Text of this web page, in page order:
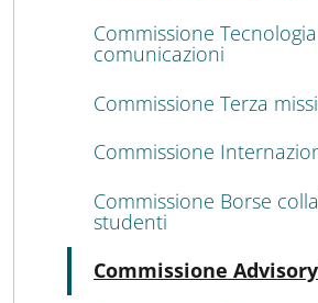
Commissione
comunicazioni
Commissione Terza
Commissione
Commissione Borse
studenti
Commissione